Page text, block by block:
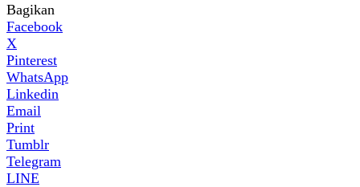
Bagikan
Facebook
X
Pinterest
WhatsApp
Linkedin
Email
Print
Tumblr
Telegram
LINE